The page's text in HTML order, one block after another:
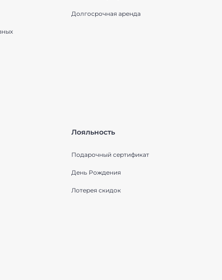
Долгосрочная аренда
Лояльность
Подарочный сертификат
День Рождения
Лотерея скидок